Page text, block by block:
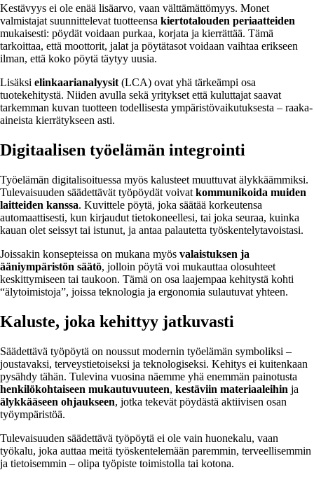
Kestävyys ei ole enää lisäarvo, vaan välttämättömyys. Monet
valmistajat suunnittelevat tuotteensa kiertotalouden periaatteiden
mukaisesti: pöydät voidaan purkaa, korjata ja kierrättää. Tämä
tarkoittaa, että moottorit, jalat ja pöytätasot voidaan vaihtaa erikseen
ilman, että koko pöytä täytyy uusia.
Lisäksi elinkaarianalyysit (LCA) ovat yhä tärkeämpi osa
tuotekehitystä. Niiden avulla sekä yritykset että kuluttajat saavat
tarkemman kuvan tuotteen todellisesta ympäristövaikutuksesta – raaka-
aineista kierrätykseen asti.
Digitaalisen työelämän integrointi
Työelämän digitalisoituessa myös kalusteet muuttuvat älykkäämmiksi.
Tulevaisuuden säädettävät työpöydät voivat kommunikoida muiden
laitteiden kanssa. Kuvittele pöytä, joka säätää korkeutensa
automaattisesti, kun kirjaudut tietokoneellesi, tai joka seuraa, kuinka
kauan olet seissyt tai istunut, ja antaa palautetta työskentelytavoistasi.
Joissakin konsepteissa on mukana myös valaistuksen ja
ääniympäristön säätö, jolloin pöytä voi mukauttaa olosuhteet
keskittymiseen tai taukoon. Tämä on osa laajempaa kehitystä kohti
“älytoimistoja”, joissa teknologia ja ergonomia sulautuvat yhteen.
Kaluste, joka kehittyy jatkuvasti
Säädettävä työpöytä on noussut modernin työelämän symboliksi –
joustavaksi, terveystietoiseksi ja teknologiseksi. Kehitys ei kuitenkaan
pysähdy tähän. Tulevina vuosina näemme yhä enemmän painotusta
henkilökohtaiseen mukautuvuuteen, kestäviin materiaaleihin ja
älykkääseen ohjaukseen, jotka tekevät pöydästä aktiivisen osan
työympäristöä.
Tulevaisuuden säädettävä työpöytä ei ole vain huonekalu, vaan
työkalu, joka auttaa meitä työskentelemään paremmin, terveellisemmin
ja tietoisemmin – olipa työpiste toimistolla tai kotona.